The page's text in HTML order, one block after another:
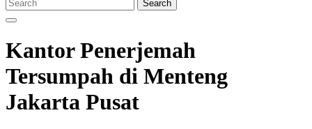
for:
Search
Kantor Penerjemah
Tersumpah di Menteng
Jakarta Pusat